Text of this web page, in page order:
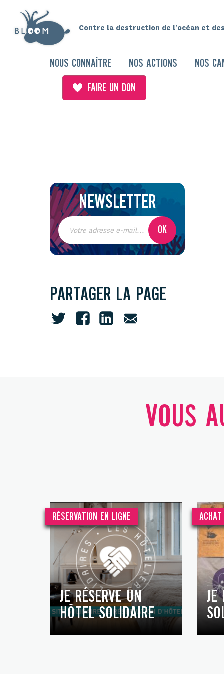
Contre la destruction de l'océan et
NOUS CONNAÎTRE NOS ACTIONS NOS
FAIRE UN DON
NEWSLETTER
PARTAGER LA PAGE
VOUS
RÉSERVATION EN LIGNE
JE RÉSERVE UN
HÔTEL SOLIDAIRE
JE